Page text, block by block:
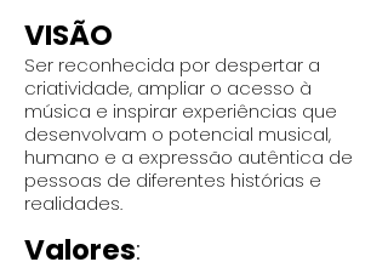
VISÃO
Ser reconhecida por despertar a
criatividade, ampliar o acesso à
música e inspirar experiências que
desenvolvam o potencial musical,
humano e a expressão autêntica de
pessoas de diferentes histórias e
realidades.
Valores​: